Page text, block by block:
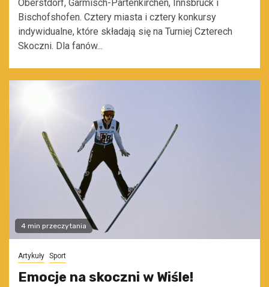
Oberstdorf, Garmisch-Partenkirchen, Innsbruck i
Bischofshofen. Cztery miasta i cztery konkursy
indywidualne, które składają się na Turniej Czterech
Skoczni. Dla fanów...
4 min przeczytania
Artykuły Sport
Emocje na skoczni w Wiśle!